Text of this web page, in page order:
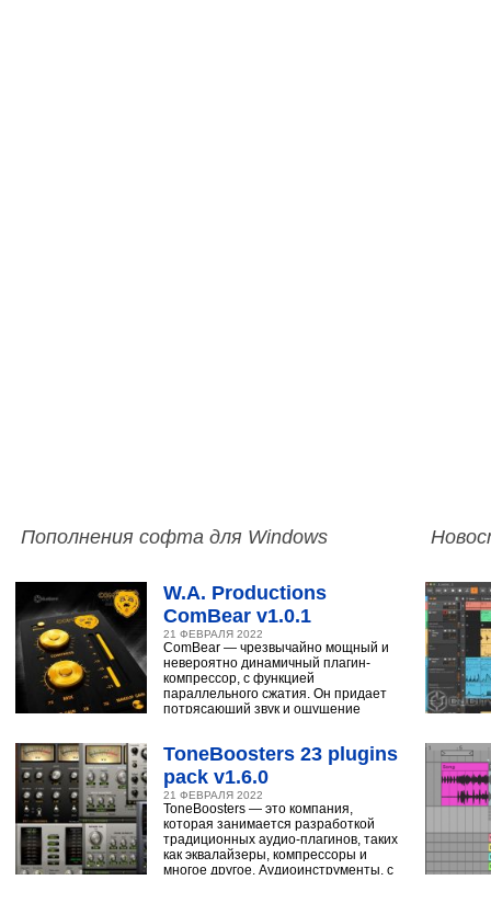
Пополнения софта для Windows
W.A. Productions
ComBear v1.0.1
21 ФЕВРАЛЯ 2022
ComBear — чрезвычайно мощный и
невероятно динамичный плагин-
компрессор, с функцией
параллельного сжатия. Он придает
потрясающий звук и ощущение
ToneBoosters 23 plugins
pack v1.6.0
21 ФЕВРАЛЯ 2022
ToneBoosters — это компания,
которая занимается разработкой
традиционных аудио-плагинов, таких
как эквалайзеры, компрессоры и
многое другое. Аудиоинструменты, с